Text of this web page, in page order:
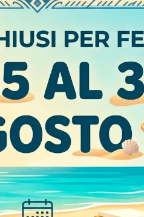
in gres
arredamenti, tra cui
di consulenza nella